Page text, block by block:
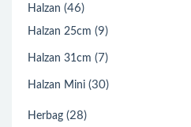
Halzan (46)
Halzan 25cm (9)
Halzan 31cm (7)
Halzan Mini (30)
Herbag (28)